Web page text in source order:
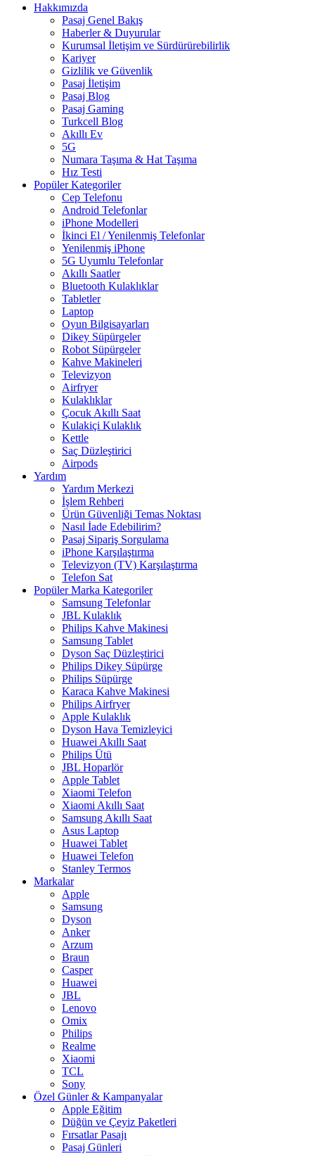
Hakkımızda
Pasaj Genel Bakış
Haberler & Duyurular
Kurumsal İletişim ve Sürdürürebilirlik
Kariyer
Gizlilik ve Güvenlik
Pasaj İletişim
Pasaj Blog
Pasaj Gaming
Turkcell Blog
Akıllı Ev
5G
Numara Taşıma & Hat Taşıma
Hız Testi
Popüler Kategoriler
Cep Telefonu
Android Telefonlar
iPhone Modelleri
İkinci El / Yenilenmiş Telefonlar
Yenilenmiş iPhone
5G Uyumlu Telefonlar
Akıllı Saatler
Bluetooth Kulaklıklar
Tabletler
Laptop
Oyun Bilgisayarları
Dikey Süpürgeler
Robot Süpürgeler
Kahve Makineleri
Televizyon
Airfryer
Kulaklıklar
Çocuk Akıllı Saat
Kulakiçi Kulaklık
Kettle
Saç Düzleştirici
Airpods
Yardım
Yardım Merkezi
İşlem Rehberi
Ürün Güvenliği Temas Noktası
Nasıl İade Edebilirim?
Pasaj Sipariş Sorgulama
iPhone Karşılaştırma
Televizyon (TV) Karşılaştırma
Telefon Sat
Popüler Marka Kategoriler
Samsung Telefonlar
JBL Kulaklık
Philips Kahve Makinesi
Samsung Tablet
Dyson Saç Düzleştirici
Philips Dikey Süpürge
Philips Süpürge
Karaca Kahve Makinesi
Philips Airfryer
Apple Kulaklık
Dyson Hava Temizleyici
Huawei Akıllı Saat
Philips Ütü
JBL Hoparlör
Apple Tablet
Xiaomi Telefon
Xiaomi Akıllı Saat
Samsung Akıllı Saat
Asus Laptop
Huawei Tablet
Huawei Telefon
Stanley Termos
Markalar
Apple
Samsung
Dyson
Anker
Arzum
Braun
Casper
Huawei
JBL
Lenovo
Omix
Philips
Realme
Xiaomi
TCL
Sony
Özel Günler & Kampanyalar
Apple Eğitim
Düğün ve Çeyiz Paketleri
Fırsatlar Pasajı
Pasaj Günleri